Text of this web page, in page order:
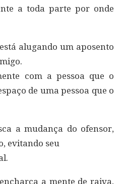
a toda parte por onde
alugando um aposento
com a pessoa que o
de uma pessoa que o
a mudança do ofensor,
evitando seu
a mente de raiva,